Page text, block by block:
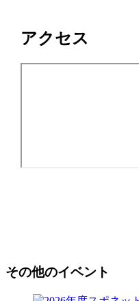
アクセス
その他のイベント